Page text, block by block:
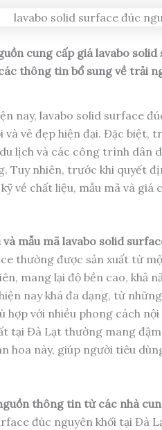
cung cấp giá lavabo
thông tin bổ sung về trải
nay, lavabo solid surface
vẻ đẹp hiện đại. Đặc biệt,
lịch và các công trình dân
Tuy nhiên, trước khi quyết
về chất liệu, mẫu mã và
mẫu mã lavabo solid
thường được sản xuất từ
mang lại độ bền cao, khả
nay khá đa dạng, từ
hợp với nhiều phong cách
tại Đà Lạt thường mang
hoa này, giúp người tiêu
thông tin từ các nhà
đúc nguyên khối tại Đà